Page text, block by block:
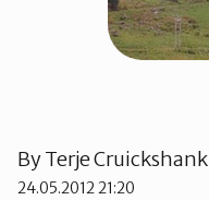
Vesterålen
ByTerje Cruickshank
24.05.2012 21:20